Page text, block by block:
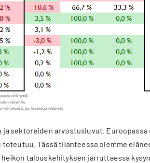
sektoreiden arvostusluvut. Euroopassa
Tässä tilanteessa olemme
talouskehityksen jarruttaessa